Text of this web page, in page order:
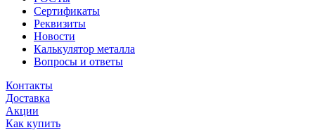
Сертификаты
Реквизиты
Новости
Калькулятор металла
Вопросы и ответы
Контакты
Доставка
Акции
Как купить